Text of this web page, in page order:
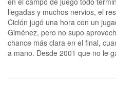
llegadas y muchos nervios, el
Ciclón jugó una hora con un
Giménez, pero no supo
chance más clara en el final,
a mano. Desde 2001 que no le